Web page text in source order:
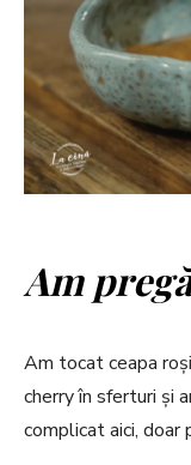
Am
Am tocat ceapa
cherry în sferturi și
complicat aici, doar